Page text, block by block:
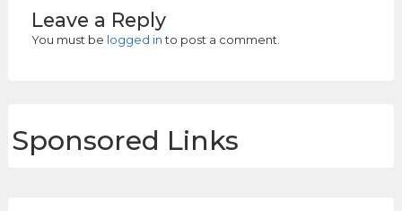
Leave a Reply
You must be logged into post a comment.
Sponsored Links